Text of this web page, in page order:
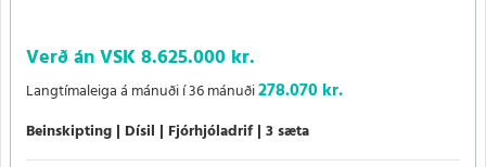
Verð án VSK8.625.000 kr.
Langtímaleiga á mánuði í 36 mánuði278.070 kr.
Beinskipting Dísil Fjórhjóladrif 3 sæta